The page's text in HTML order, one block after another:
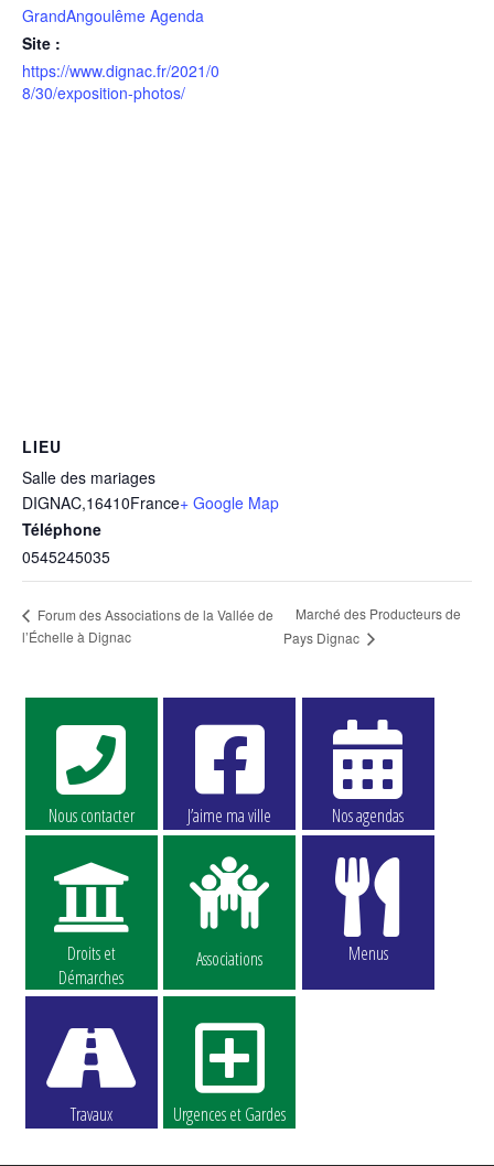
GrandAngoulême Agenda
Site :
https://www.dignac.fr/2021/0
8/30/exposition-photos/
LIEU
Salle des mariages
DIGNAC,16410France+ Google Map
Téléphone
0545245035
Forum des Associations de la Vallée de
l’Échelle à Dignac
Marché des Producteurs de
Pays Dignac
Nous contacter J’aime ma ville Nos agendas
Droits et
Démarches
Associations Menus
Travaux Urgences et Gardes